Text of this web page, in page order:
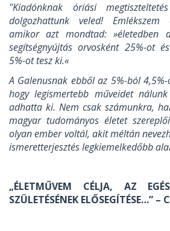
"Kiadónknak óriási
dolgozhattunk veled! Emlékszem
amikor azt mondtad: »életedben
segítségnyújtás orvosként 25%-ot
5%-ot tesz ki.«
A Galenusnak ebből az 5%-ból
hogy legismertebb műveidet
adhatta ki. Nem csak számunkra,
magyar tudományos életet
olyan ember voltál, akit méltán
ismeretterjesztés legkiemelkedőbb
„ÉLETMŰVEM CÉLJA, AZ
SZÜLETÉSÉNEK ELŐSEGÍTÉSE…” –